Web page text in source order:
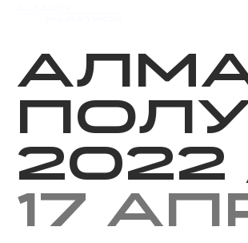
2022
17